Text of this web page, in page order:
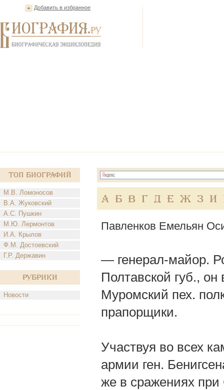
Добавить в избранное
Топ Биографий
М.В. Ломоносов
В.А. Жуковский
А.С. Пушкин
М.Ю. Лермонтов
И.А. Крылов
Ф.М. Достоевский
Г.Р. Державин
Рубрики
Новости
А Б В Г Д Е Ж З И
Павленков Емельян
— генерал-майор.
Полтавской губ.,
Муромский пех.
прапорщики.
Участвуя во всех
армии ген.
же в сражениях